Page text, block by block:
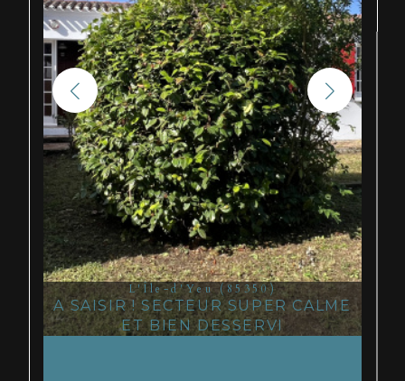
L'Île-d'Yeu (85350)
A SAISIR ! SECTEUR SUPER CALME
ET BIEN DESSERVI